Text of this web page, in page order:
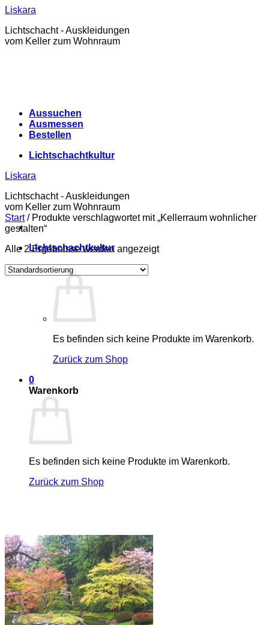
Zum
springen
Liskara
Lichtschacht - Auskleidungen
vom Keller zum Wohnraum
Aussuchen
Ausmessen
Bestellen
Lichtschachtkultur
Liskara
Lichtschacht - Auskleidungen
vom Keller zum Wohnraum
Lichtschachtkultur
Warenkorb /0,00€ 0
Es befinden sich keine Produkte im Warenkorb.
Zurück zum Shop
0
Warenkorb
Es befinden sich keine Produkte im Warenkorb.
Zurück zum Shop
Start /Produkte verschlagwortet mit „Kellerraum wohnlicher
gestalten“
Alle 2 Ergebnisse werden angezeigt